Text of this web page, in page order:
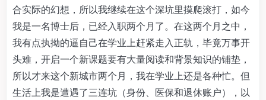
合实际的幻想，所以我继续在这个深坑里摸爬滚打，如今
我是一名博士后，已经入职两个月了。在这两个月之中，
我有点执拗的逼自己在学业上赶紧走入正轨，毕竟万事开
头难，开启一个新课题要有大量阅读和背景知识的铺垫，
所以才来这个新城市两个月，我在学业上还是各种忙。但
生活上我是遭遇了三连坑（身份、医保和退休账户），以